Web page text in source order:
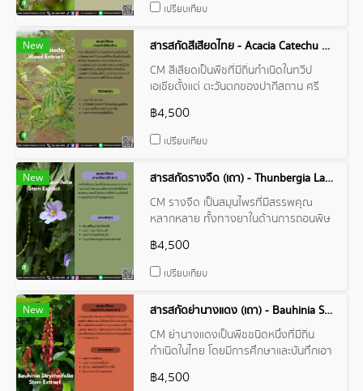
เช่น ไข้หวัด โรคเบาหวาน โรคนิ่วในทางเดิน
อักเสบ รวมถึงช่วยลดความอยากบุหรี่ได้
ด้วย
เปรียบเทียบ
New
สารสกัดสีเสียดไทย - Acacia Catechu Wood Extract
CM สีเสียดเป็นพืชที่มีถิ่นกำเนิดในทวีป
เอเชียตั้งแต่ ตะวันตกของปากีสถาน ศรี
ประเทศต่างๆ ในบริเวณมหาสมุทรอินเดีย
มักขึ้นกระจัดกระจายตามป่าโปร่ง และป่า
฿4,500
เปรียบเทียบ
New
สารสกัดรางจืด (เถา) - Thunbergia Laurifolia Stem Extract
CM รางจืด เป็นสมุนไพรที่มีสรรพคุณ
หลากหลาย ทั้งทางยาในด้านการถอนพิษ
ลวก ไฟไหม้ รวมทั้งยังมีคุณสมบัติในการ
ต้านอนุมูลอิสระ
฿4,500
เปรียบเทียบ
New
สารสกัดย่านางแดง (เถา) - Bauhinia Strychnifolia Stem Extract
CM ย่านางแดงเป็นพืชชนิดหนึ่งที่มีถิ่น
กำเนิดในไทย โดยมีการศึกษาและบันทึกเอา
ประเทศไทย สามารถพบเจอได้บริเวณภาค
฿4,500